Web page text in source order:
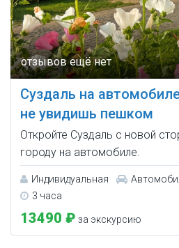
Суздаль на
не увидишь пешком
Откройте Суздаль с новой
городу на автомобиле.
Индивидуальная
3 часа
13490 ₽ за экскурсию